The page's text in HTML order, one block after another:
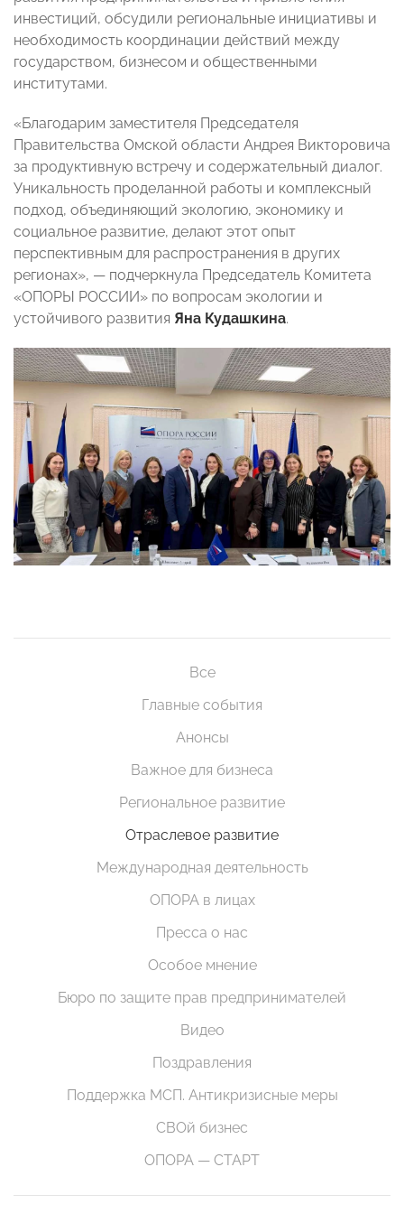
инвестиций, обсудили региональные инициативы и
необходимость координации действий между
государством, бизнесом и общественными
институтами.
«Благодарим заместителя Председателя
Правительства Омской области Андрея Викторовича
за продуктивную встречу и содержательный диалог.
Уникальность проделанной работы и комплексный
подход, объединяющий экологию, экономику и
социальное развитие, делают этот опыт
перспективным для распространения в других
регионах», — подчеркнула Председатель Комитета
«ОПОРЫ РОССИИ» по вопросам экологии и
устойчивого развития Яна Кудашкина.
Все
Главные события
Анонсы
Важное для бизнеса
Региональное развитие
Отраслевое развитие
Международная деятельность
ОПОРА в лицах
Пресса о нас
Особое мнение
Бюро по защите прав предпринимателей
Видео
Поздравления
Поддержка МСП. Антикризисные меры
СВОй бизнес
ОПОРА — СТАРТ